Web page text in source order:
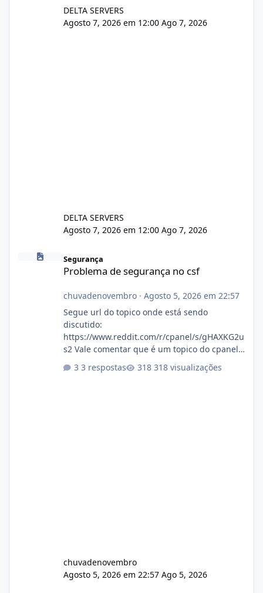
DELTA SERVERS
Agosto 7, 2026 em 12:00 Ago 7, 2026
DELTA SERVERS
Agosto 7, 2026 em 12:00 Ago 7, 2026
Segurança
Problema de segurança no csf
chuvadenovembro· Agosto 5, 2026 em 22:57
Segue url do topico onde está sendo
discutido:
https://www.reddit.com/r/cpanel/s/gHAXKG2u
s2 Vale comentar que é um topico do cpanel...
3 respostas 318 visualizações
chuvadenovembro
Agosto 5, 2026 em 22:57 Ago 5, 2026